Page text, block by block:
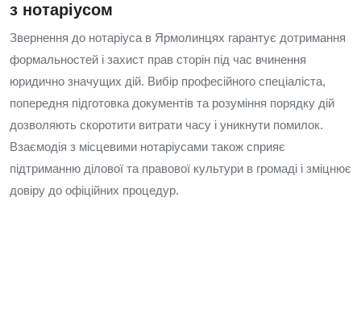
з нотаріусом
Звернення до нотаріуса в Ярмолинцях гарантує дотримання
формальностей і захист прав сторін під час вчинення
юридично значущих дій. Вибір професійного спеціаліста,
попередня підготовка документів та розуміння порядку дій
дозволяють скоротити витрати часу і уникнути помилок.
Взаємодія з місцевими нотаріусами також сприяє
підтриманню ділової та правової культури в громаді і зміцнює
довіру до офіційних процедур.